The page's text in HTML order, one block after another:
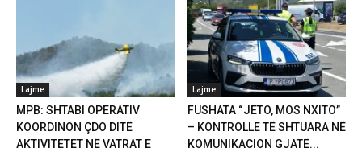
Lajme
MPB: SHTABI OPERATIV
KOORDINON ÇDO DITË
AKTIVITETET NË VATRAT E
Lajme
FUSHATA “JETO, MOS NXITO”
– KONTROLLE TË SHTUARA NË
KOMUNIKACION GJATË...